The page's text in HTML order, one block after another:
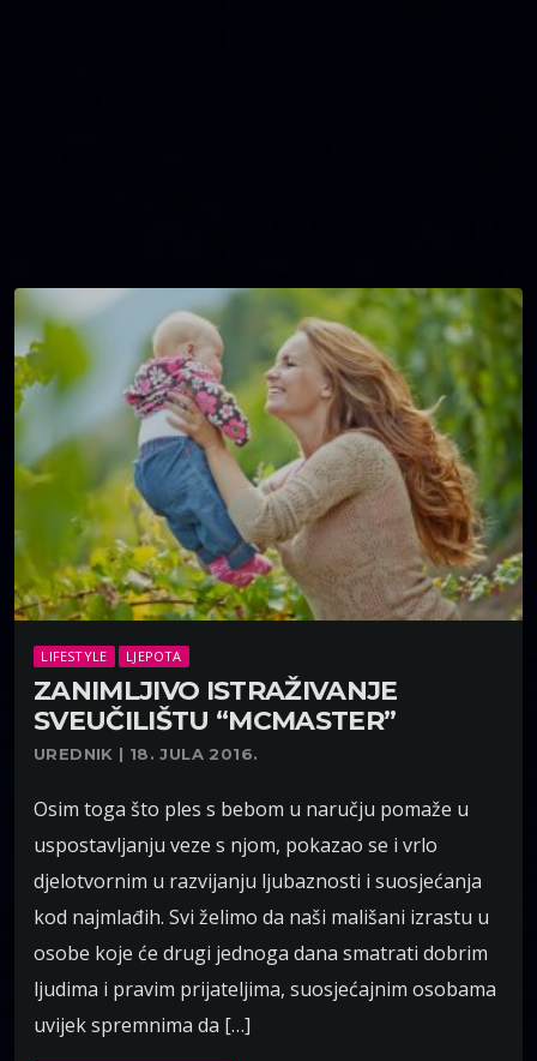
LIFESTYLE LJEPOTA
ZANIMLJIVO ISTRAŽIVANJE
SVEUČILIŠTU “MCMASTER”
UREDNIK | 18. JULA 2016.
Osim toga što ples s bebom u naručju pomaže u
uspostavljanju veze s njom, pokazao se i vrlo
djelotvornim u razvijanju ljubaznosti i suosjećanja
kod najmlađih. Svi želimo da naši mališani izrastu u
osobe koje će drugi jednoga dana smatrati dobrim
ljudima i pravim prijateljima, suosjećajnim osobama
uvijek spremnima da […]